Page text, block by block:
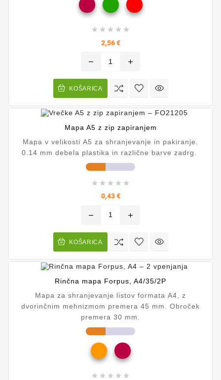
    
2,56 €Cena
remove add
KOŠARICA
Mapa A5 z zip zapiranjem
Mapa v velikosti A5 za shranjevanje in pakiranje.
0.14 mm debela plastika in različne barve zadrg.
    
0,43 €Cena
remove add
KOŠARICA
Rinčna mapa Forpus, A4/35/2P
Mapa za shranjevanje listov formata A4, z
dvorinčnim mehnizmom premera 45 mm. Obroček
premera 30 mm.
    